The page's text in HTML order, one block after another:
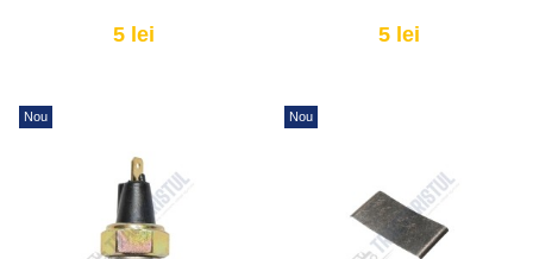
5 lei 5 lei
Nou Nou